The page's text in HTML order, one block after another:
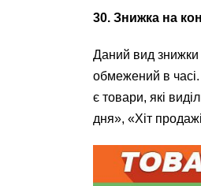
30. Знижка на
Даний вид
обмежений в
є товари, які
дня», «Хіт